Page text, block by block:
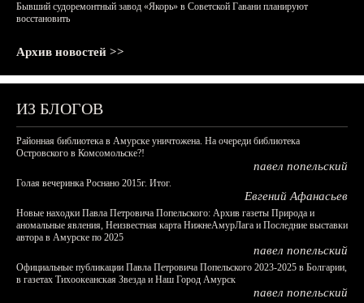
Бывший судоремонтный завод «Якорь» в Советской Гавани планируют
восстановить
Архив новостей >>
ИЗ БЛОГОВ
Районная библиотека в Амурске уничтожена. На очереди библиотека
Островского в Комсомольске?!
павел попельский
Голая вечеринка Роснано 2015г. Итог.
Евгений Афанасьев
Новые находки Павла Петровича Попельского: Архив газеты Природа и
аномальные явления, Неизвестная карта НижнеАмурЛага и Последние выставки
автора в Амурске по 2025
павел попельский
Официальные публикации Павла Петровича Попельского 2023-2025 в Болгарии,
в газетах Тихоокеанская Звезда и Наш Город Амурск
павел попельский